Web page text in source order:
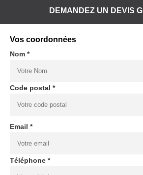
DEMANDEZ UN DEVIS
Vos coordonnées
Nom *
Code postal *
Email *
Téléphone *